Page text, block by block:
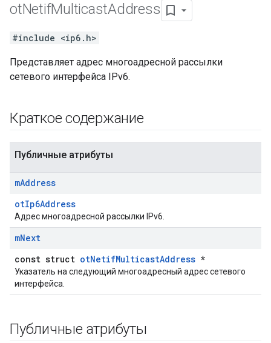
otNetifMulticastAddress
#include <ip6.h>
Представляет адрес многоадресной рассылки
сетевого интерфейса IPv6.
Краткое содержание
Публичные атрибуты
mAddress
otIp6Address
Адрес многоадресной рассылки IPv6.
mNext
const struct otNetifMulticastAddress *
Указатель на следующий многоадресный адрес сетевого
интерфейса.
Публичные атрибуты